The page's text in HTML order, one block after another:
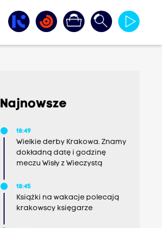
Najnowsze
18:49
Wielkie derby Krakowa. Znamy
dokładną datę i godzinę
meczu Wisły z Wieczystą
18:45
Książki na wakacje polecają
krakowscy księgarze